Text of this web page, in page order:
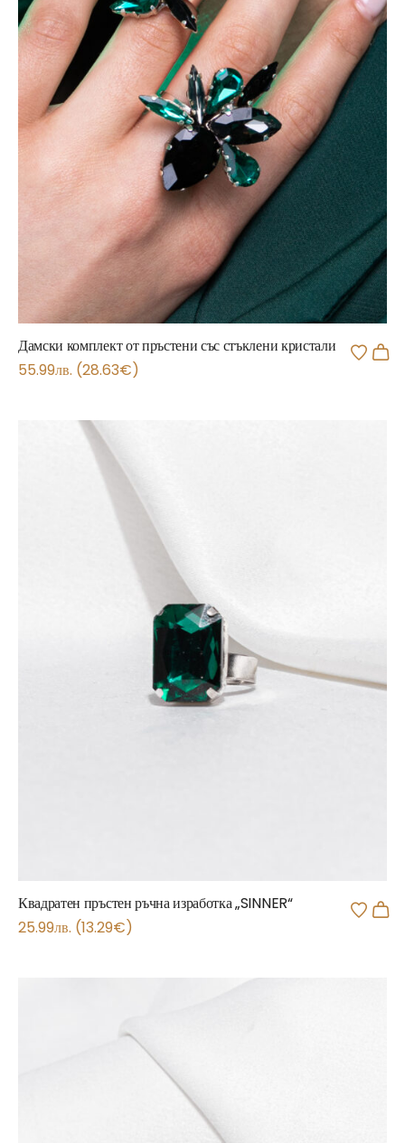
Дамски комплект от пръстени със стъклени кристали
55.99лв. (28.63€)
Квадратен пръстен ръчна изработка „SINNER“
25.99лв. (13.29€)